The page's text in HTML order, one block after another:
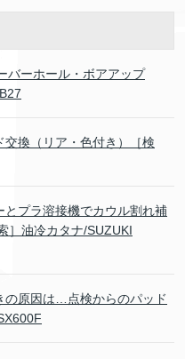
バーホール・ボアアップ
交換（リア・色付き）［検
とプラ溶接機でカウル割れ補
］油冷カタナ/SUZUKI
の原因は…点検からのパッド